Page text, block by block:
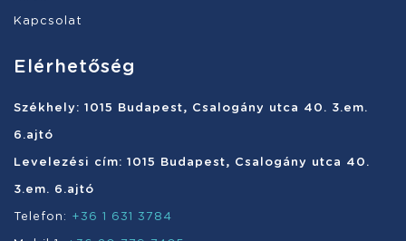
Kapcsolat
Elérhetőség
Székhely: 1015 Budapest, Csalogány utca 40. 3.em.
6.ajtó
Levelezési cím: 1015 Budapest, Csalogány utca 40.
3.em. 6.ajtó
Telefon: +36 1 631 3784